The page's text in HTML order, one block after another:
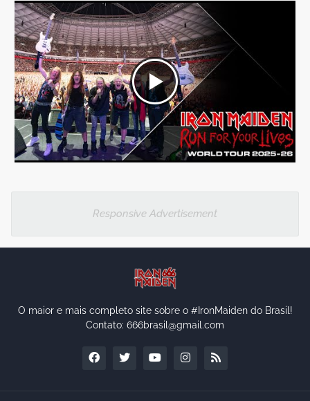
Responsive Advertisement
O maior e mais completo site sobre o #IronMaiden do Brasil!
Contato: 666brasil@gmail.com